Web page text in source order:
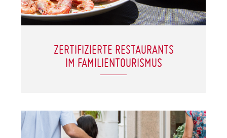
ZERTIFIZIERTE RESTAURANTS
IM FAMILIENTOURISMUS